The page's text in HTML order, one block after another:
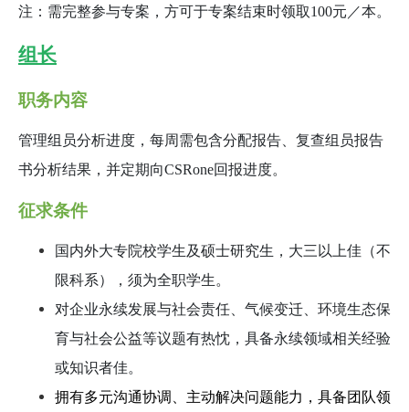
注：需完整参与专案，方可于专案结束时领取100元／本。
组长
职务内容
管理组员分析进度，每周需包含分配报告、复查组员报告
书分析结果，并定期向CSRone回报进度。
征求条件
国内外大专院校学生及硕士研究生，大三以上佳（不
限科系），须为全职学生。
对企业永续发展与社会责任、气候变迁、环境生态保
育与社会公益等议题有热忱，具备永续领域相关经验
或知识者佳。
拥有多元沟通协调、主动解决问题能力，具备团队领